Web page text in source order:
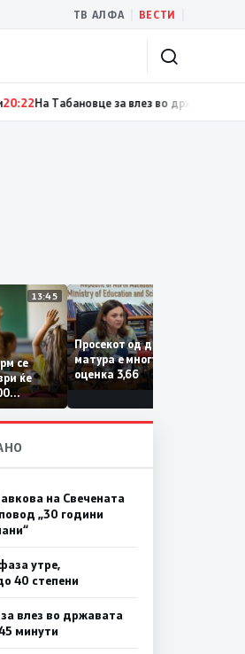
ТВ АЛФА ВЕСТИ
Табановце за влез во државата се чека
13:45
се
ќе
Просекот од државната
матура е многу добар со
оценка 3,66
на Свечената
„30 години
утре,
40 степени
влез во државата
минути